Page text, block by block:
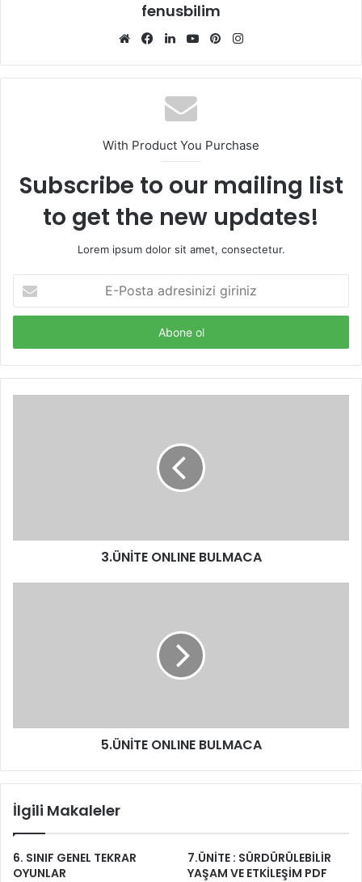
fenusbilim
Web
Facebook
LinkedInYouTubePinterest
With Product You Purchase
Subscribe to our mailing list
to get the new updates!
Lorem ipsum dolor sit amet, consectetur.
Posta
adresinizi
3.ÜNİTE ONLINE BULMACA
5.ÜNİTE ONLINE BULMACA
İlgili Makaleler
6. SINIF GENEL TEKRAR
OYUNLAR
7.ÜNİTE : SÜRDÜRÜLEBİLİR
YAŞAM VE ETKİLEŞİM PDF